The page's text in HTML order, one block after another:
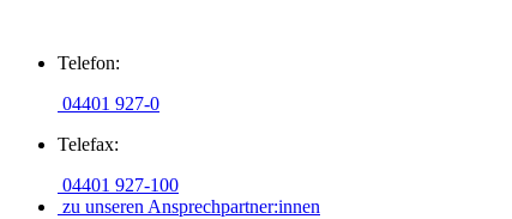
Inhalt
Telefon:
04401 927-0
Telefax:
04401 927-100
zu unseren Ansprechpartner:innen